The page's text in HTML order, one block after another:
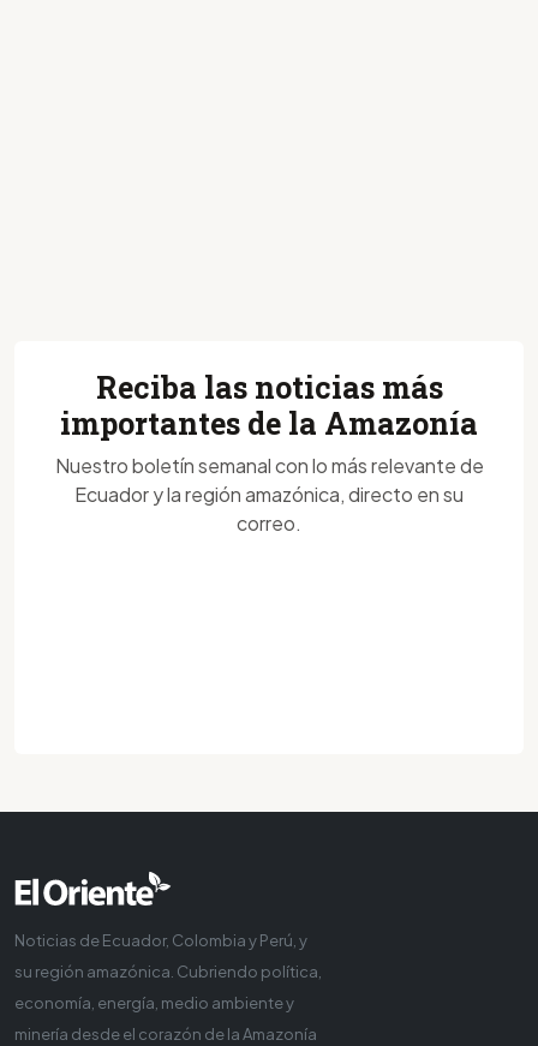
Reciba las noticias más
importantes de la Amazonía
Nuestro boletín semanal con lo más relevante de
Ecuador y la región amazónica, directo en su
correo.
Noticias de Ecuador, Colombia y Perú, y
su región amazónica. Cubriendo política,
economía, energía, medio ambiente y
minería desde el corazón de la Amazonía